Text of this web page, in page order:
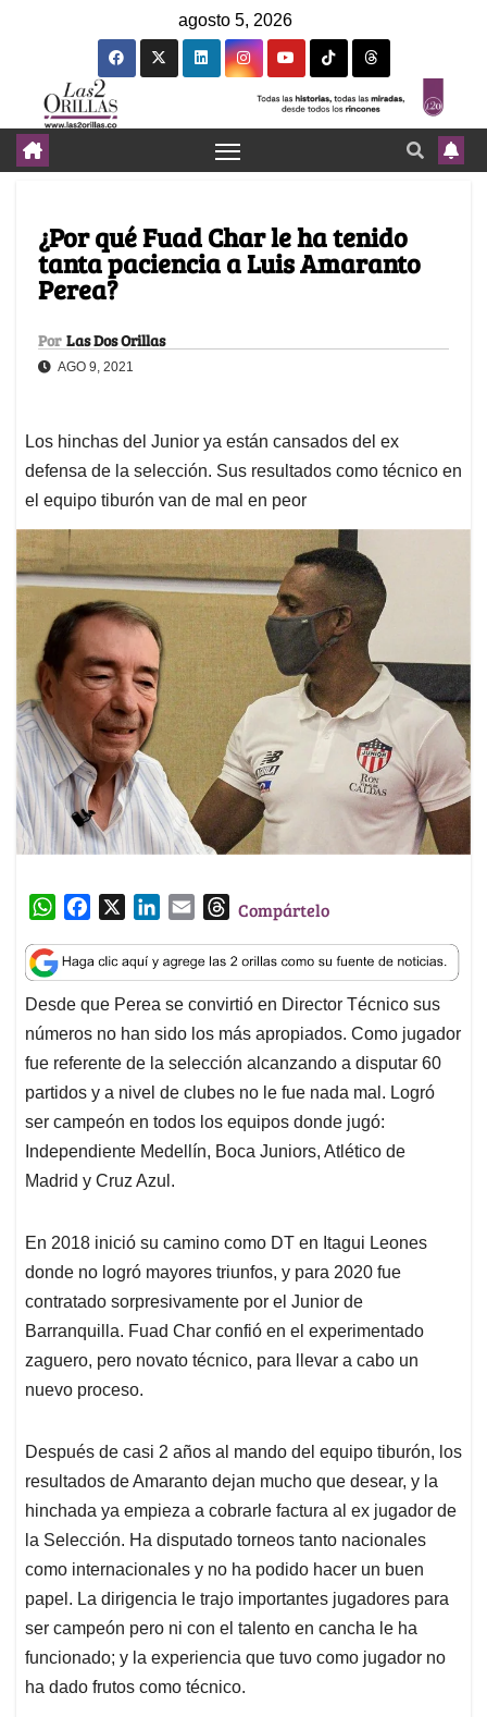
agosto 5, 2026
¿Por qué Fuad Char le ha tenido
tanta paciencia a Luis Amaranto
Perea?
Por Las Dos Orillas
AGO 9, 2021
Los hinchas del Junior ya están cansados del ex
defensa de la selección. Sus resultados como técnico en
el equipo tiburón van de mal en peor
W
a
t
s
A
p
p
c
e
b
o
o
k
n
k
e
d
I
n
a
i
l
T
r
e
a
d
s
Compártelo
Desde que Perea se convirtió en Director Técnico sus
números no han sido los más apropiados. Como jugador
fue referente de la selección alcanzando a disputar 60
partidos y a nivel de clubes no le fue nada mal. Logró
ser campeón en todos los equipos donde jugó:
Independiente Medellín, Boca Juniors, Atlético de
Madrid y Cruz Azul.
En 2018 inició su camino como DT en Itagui Leones
donde no logró mayores triunfos, y para 2020 fue
contratado sorpresivamente por el Junior de
Barranquilla. Fuad Char confió en el experimentado
zaguero, pero novato técnico, para llevar a cabo un
nuevo proceso.
Después de casi 2 años al mando del equipo tiburón, los
resultados de Amaranto dejan mucho que desear, y la
hinchada ya empieza a cobrarle factura al ex jugador de
la Selección. Ha disputado torneos tanto nacionales
como internacionales y no ha podido hacer un buen
papel. La dirigencia le trajo importantes jugadores para
ser campeón pero ni con el talento en cancha le ha
funcionado; y la experiencia que tuvo como jugador no
ha dado frutos como técnico.